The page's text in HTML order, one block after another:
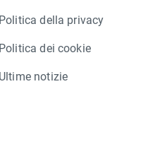
Politica della privacy
Politica dei cookie
Ultime notizie